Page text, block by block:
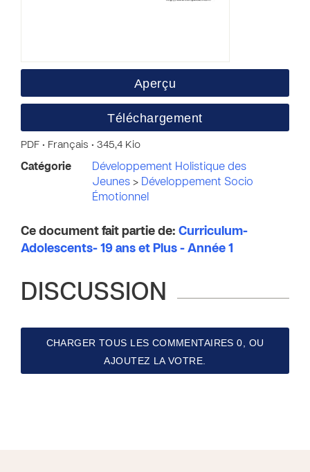
Aperçu
Téléchargement
PDF • Français • 345,4 Kio
Catégorie
Développement Holistique des
Jeunes > Développement Socio
Émotionnel
Ce document fait partie de: Curriculum-
Adolescents- 19 ans et Plus - Année 1
DISCUSSION
CHARGER TOUS LES COMMENTAIRES 0, OU
AJOUTEZ LA VOTRE.